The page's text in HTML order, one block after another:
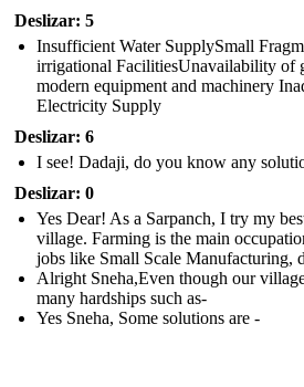
Deslizar: 5
Insufficient Water SupplySmall
irrigational FacilitiesUnavailability of
modern equipment and machinery
Electricity Supply
Deslizar: 6
I see! Dadaji, do you know any
Deslizar: 0
Yes Dear! As a Sarpanch, I try my
village. Farming is the main
jobs like Small Scale Manufacturing,
Alright Sneha,Even though our
many hardships such as-
Yes Sneha, Some solutions are -